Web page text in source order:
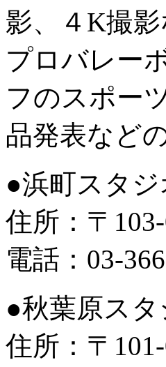
影、４K撮
プロバレー
フのスポー
品発表など
●浜町スタジ
住所：〒
電話：03-
●秋葉原スタ
住所：〒